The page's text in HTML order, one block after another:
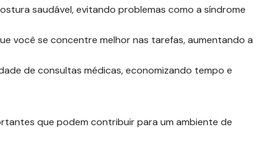
saudável, evitando problemas como a síndrome
você se concentre melhor nas tarefas, aumentando a
de consultas médicas, economizando tempo e
que podem contribuir para um ambiente de